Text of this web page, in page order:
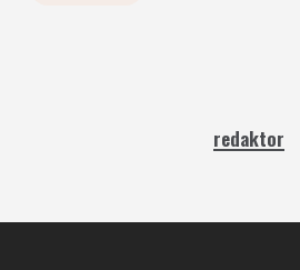
redaktor